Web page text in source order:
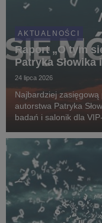
AKTUALNOŚCI
Raport „O tym
Patryka Słowika
24 lipca 2026
Najbardziej zasięgową
autorstwa Patryka
badań i salonik dla
dziennikarza zajęły aż